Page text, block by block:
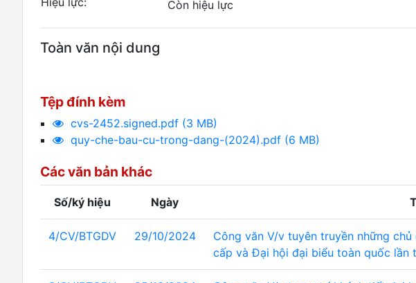
Còn hiệu lực
Toàn văn nội dung
Tệp đính kèm
cvs-2452.signed.pdf (3 MB)
quy-che-bau-cu-trong-dang-(2024).pdf (6 MB)
Các văn bản khác
Số/ký hiệu Ngày
4/CV/BTGDV 29/10/2024
Công văn V/v tuyên truyền những
cấp và Đại hội đại biểu toàn quốc lần